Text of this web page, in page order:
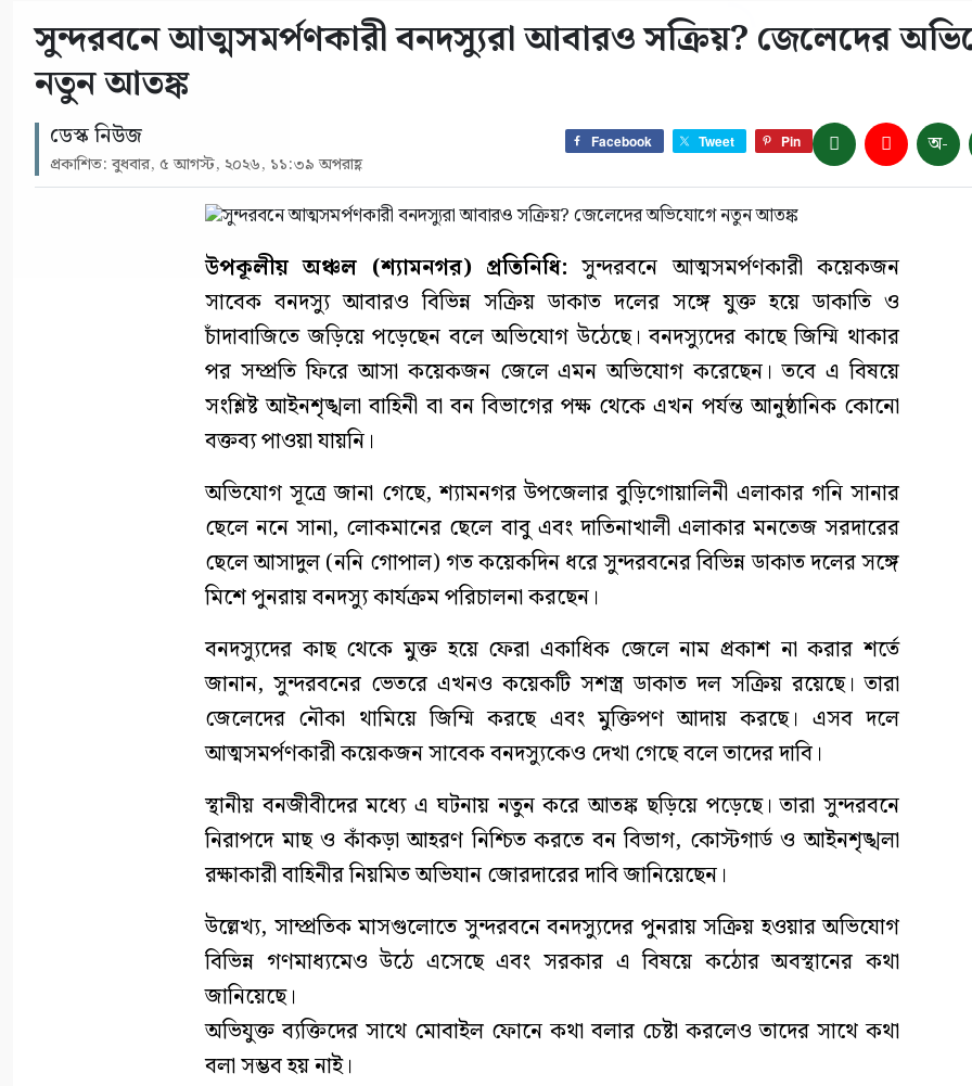
সুন্দরবনে আত্মসমর্পণকারী বনদস্যুরা আবারও সক্রিয়? জেলেদের
নতুন আতঙ্ক
ডেস্ক নিউজ
প্রকাশিত: বুধবার, ৫ আগস্ট, ২০২৬, ১১:৩৯ অপরাহ্ণ
Facebook Tweet Pin অ-
উপকূলীয় অঞ্চল (শ্যামনগর) প্রতিনিধি: সুন্দরবনে আত্মসমর্পণকারী কয়েকজন
সাবেক বনদস্যু আবারও বিভিন্ন সক্রিয় ডাকাত দলের সঙ্গে যুক্ত হয়ে ডাকাতি ও
চাঁদাবাজিতে জড়িয়ে পড়েছেন বলে অভিযোগ উঠেছে। বনদস্যুদের কাছে জিম্মি থাকার
পর সম্প্রতি ফিরে আসা কয়েকজন জেলে এমন অভিযোগ করেছেন। তবে এ বিষয়ে
সংশ্লিষ্ট আইনশৃঙ্খলা বাহিনী বা বন বিভাগের পক্ষ থেকে এখন পর্যন্ত আনুষ্ঠানিক কোনো
বক্তব্য পাওয়া যায়নি।
অভিযোগ সূত্রে জানা গেছে, শ্যামনগর উপজেলার বুড়িগোয়ালিনী এলাকার গনি সানার
ছেলে ননে সানা, লোকমানের ছেলে বাবু এবং দাতিনাখালী এলাকার মনতেজ সরদারের
ছেলে আসাদুল (ননি গোপাল) গত কয়েকদিন ধরে সুন্দরবনের বিভিন্ন ডাকাত দলের সঙ্গে
মিশে পুনরায় বনদস্যু কার্যক্রম পরিচালনা করছেন।
বনদস্যুদের কাছ থেকে মুক্ত হয়ে ফেরা একাধিক জেলে নাম প্রকাশ না করার শর্তে
জানান, সুন্দরবনের ভেতরে এখনও কয়েকটি সশস্ত্র ডাকাত দল সক্রিয় রয়েছে। তারা
জেলেদের নৌকা থামিয়ে জিম্মি করছে এবং মুক্তিপণ আদায় করছে। এসব দলে
আত্মসমর্পণকারী কয়েকজন সাবেক বনদস্যুকেও দেখা গেছে বলে তাদের দাবি।
স্থানীয় বনজীবীদের মধ্যে এ ঘটনায় নতুন করে আতঙ্ক ছড়িয়ে পড়েছে। তারা সুন্দরবনে
নিরাপদে মাছ ও কাঁকড়া আহরণ নিশ্চিত করতে বন বিভাগ, কোস্টগার্ড ও আইনশৃঙ্খলা
রক্ষাকারী বাহিনীর নিয়মিত অভিযান জোরদারের দাবি জানিয়েছেন।
উল্লেখ্য, সাম্প্রতিক মাসগুলোতে সুন্দরবনে বনদস্যুদের পুনরায় সক্রিয় হওয়ার অভিযোগ
বিভিন্ন গণমাধ্যমেও উঠে এসেছে এবং সরকার এ বিষয়ে কঠোর অবস্থানের কথা
জানিয়েছে।
অভিযুক্ত ব্যক্তিদের সাথে মোবাইল ফোনে কথা বলার চেষ্টা করলেও তাদের সাথে কথা
বলা সম্ভব হয় নাই।